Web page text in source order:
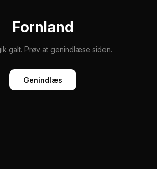
Fornland
galt. Prøv at genindlæse siden.
Genindlæs